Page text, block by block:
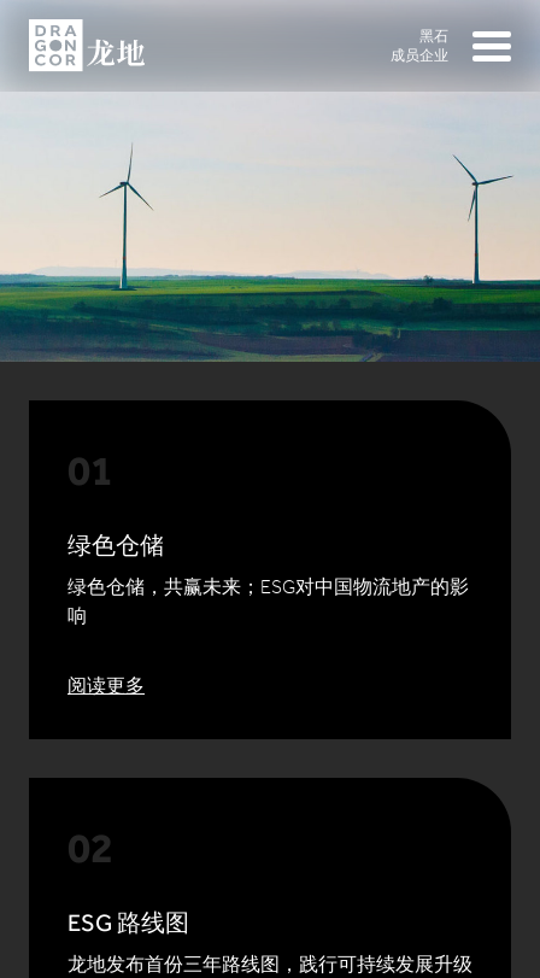
黑石
成员企业
绿色仓储
绿色仓储，共赢未来；ESG对中国物流地产的影
响
阅读更多
ESG 路线图
龙地发布首份三年路线图，践行可持续发展升级